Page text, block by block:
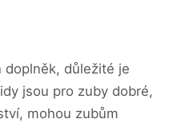
doplněk, důležité je
jsou pro zuby dobré,
mohou zubům